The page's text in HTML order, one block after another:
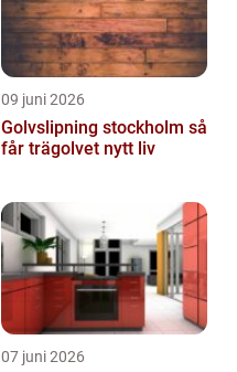
09 juni 2026
Golvslipning stockholm så
får trägolvet nytt liv
07 juni 2026